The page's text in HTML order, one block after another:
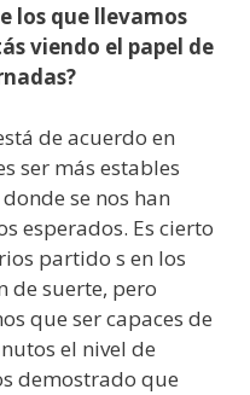
los que llevamos
viendo el papel de
de acuerdo en
ser más estables
se nos han
esperados. Es cierto
partido s en los
de suerte, pero
que ser capaces de
el nivel de
demostrado que